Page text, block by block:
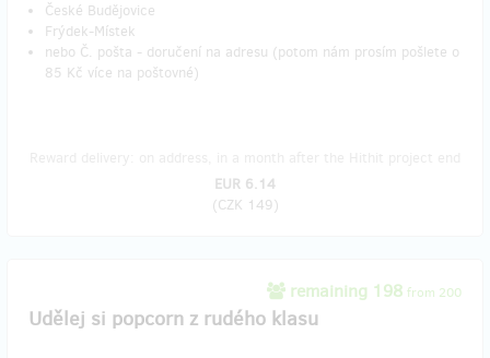
České Budějovice
Frýdek-Místek
nebo Č. pošta - doručení na adresu (potom nám prosím pošlete o
85 Kč více na poštovné)
EUR 6.14
(CZK 149)
remaining 198 from 200
Udělej si popcorn z rudého klasu